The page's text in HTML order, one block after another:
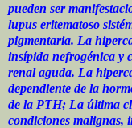
pueden ser
lupus eritematoso
pigmentaria. La
insípida nefrogénica y
renal aguda. La
dependiente de la
de la PTH; La última
condiciones malignas,